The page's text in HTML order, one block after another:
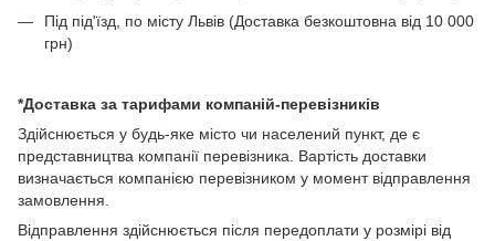
Під під'їзд, по місту Львів (Доставка безкоштовна від 10 000
грн)
*Доставка за тарифами компаній-перевізників
Здійснюється у будь-яке місто чи населений пункт, де є
представництва компанії перевізника. Вартість доставки
визначається компанією перевізником у момент відправлення
замовлення.
Відправлення здійснюється після передоплати у розмірі від